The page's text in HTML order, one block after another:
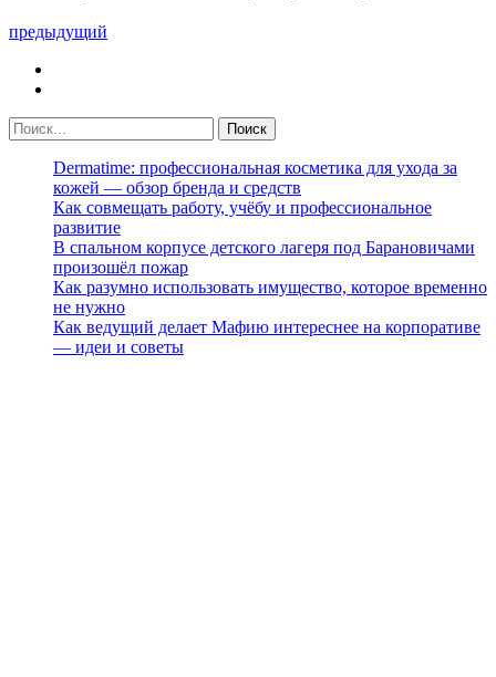
предыдущий
Dermatime: профессиональная косметика для ухода за
кожей — обзор бренда и средств
Как совмещать работу, учёбу и профессиональное
развитие
В спальном корпусе детского лагеря под Барановичами
произошёл пожар
Как разумно использовать имущество, которое временно
не нужно
Как ведущий делает Мафию интереснее на корпоративе
— идеи и советы